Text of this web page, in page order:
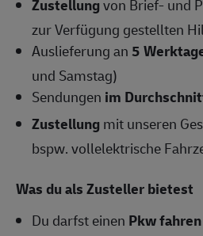
Zustellungvon Brief- und
zur Verfügung gestellten
Auslieferung an5
und Samstag)
Sendungen im
Zustellungmit unseren
bspw. vollelektrische
Was du als Zusteller bietest
Du darfst einen Pkw fahren